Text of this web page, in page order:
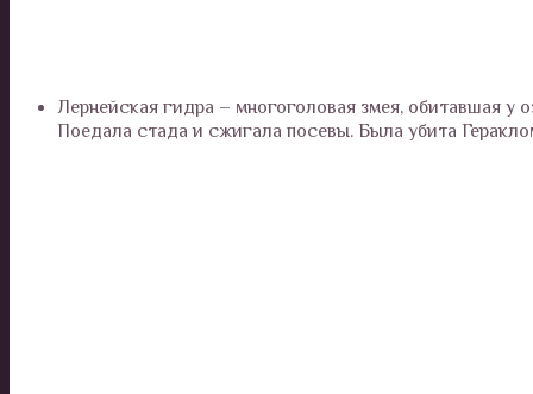
Лернейская гидра – многоголовая змея, обитавшая
Поедала стада и сжигала посевы. Была убита